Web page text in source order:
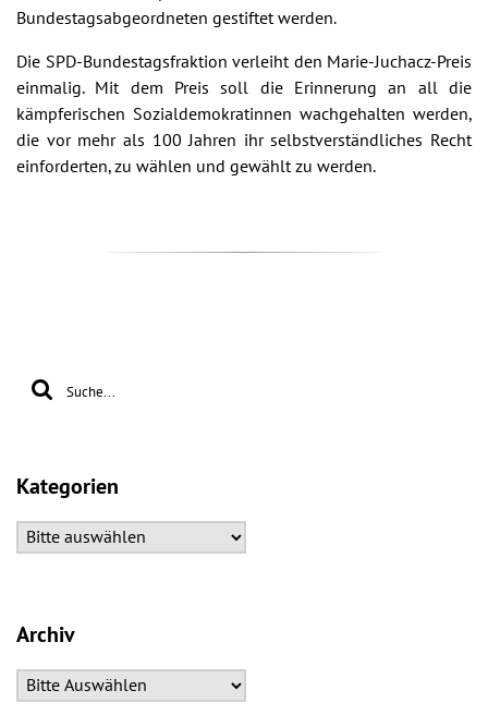
Bundestagsabgeordneten gestiftet werden.
Die SPD-Bundestagsfraktion verleiht den Marie-Juchacz-Preis
einmalig. Mit dem Preis soll die Erinnerung an all die
kämpferischen Sozialdemokratinnen wachgehalten werden,
die vor mehr als 100 Jahren ihr selbstverständliches Recht
einforderten, zu wählen und gewählt zu werden.
Kategorien
Archiv